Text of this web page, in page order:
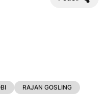
RAJAN GOSLING